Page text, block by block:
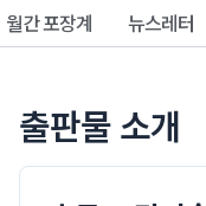
월간 포장계 뉴스레터
출판물 소개